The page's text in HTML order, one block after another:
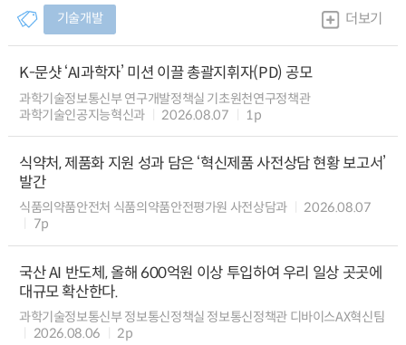
기술개발 더보기
K-문샷 ‘AI과학자’ 미션 이끌 총괄지휘자(PD) 공모
과학기술정보통신부 연구개발정책실 기초원천연구정책관
과학기술인공지능혁신과
2026.08.07 1p
식약처, 제품화 지원 성과 담은 ‘혁신제품 사전상담 현황 보고서’
발간
식품의약품안전처 식품의약품안전평가원 사전상담과
2026.08.07
7p
국산 AI 반도체, 올해 600억원 이상 투입하여 우리 일상 곳곳에
대규모 확산한다.
과학기술정보통신부 정보통신정책실 정보통신정책관 디바이스AX혁신팀
2026.08.06
2p